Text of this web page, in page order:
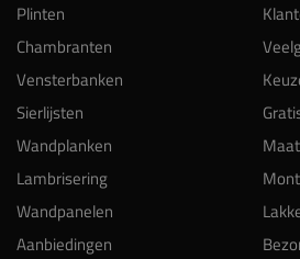
Plinten
Chambranten
Vensterbanken
Sierlijsten
Wandplanken
Lambrisering
Wandpanelen
Aanbiedingen